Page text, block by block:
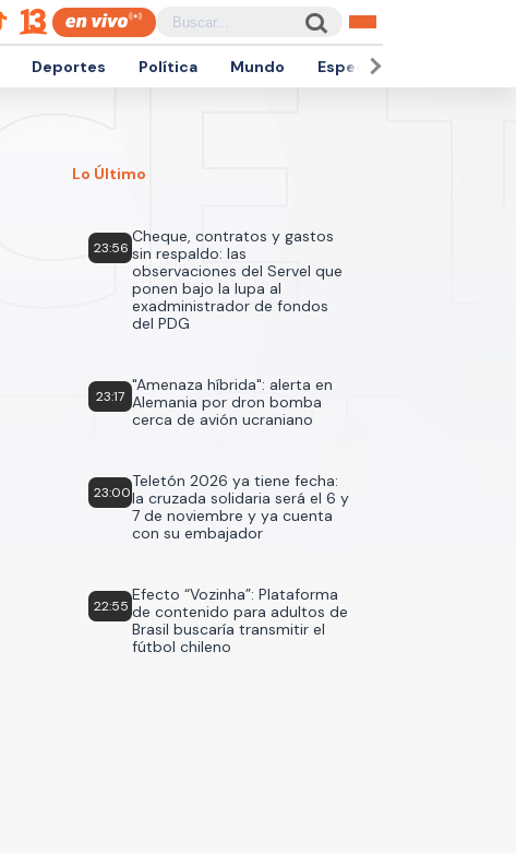
Deportes Política Mundo Espectáculos
Lo Último
23:56
Cheque, contratos y gastos
sin respaldo: las
observaciones del Servel que
ponen bajo la lupa al
exadministrador de fondos
del PDG
23:17
"Amenaza híbrida": alerta en
Alemania por dron bomba
cerca de avión ucraniano
23:00
Teletón 2026 ya tiene fecha:
la cruzada solidaria será el 6 y
7 de noviembre y ya cuenta
con su embajador
22:55
Efecto “Vozinha”: Plataforma
de contenido para adultos de
Brasil buscaría transmitir el
fútbol chileno